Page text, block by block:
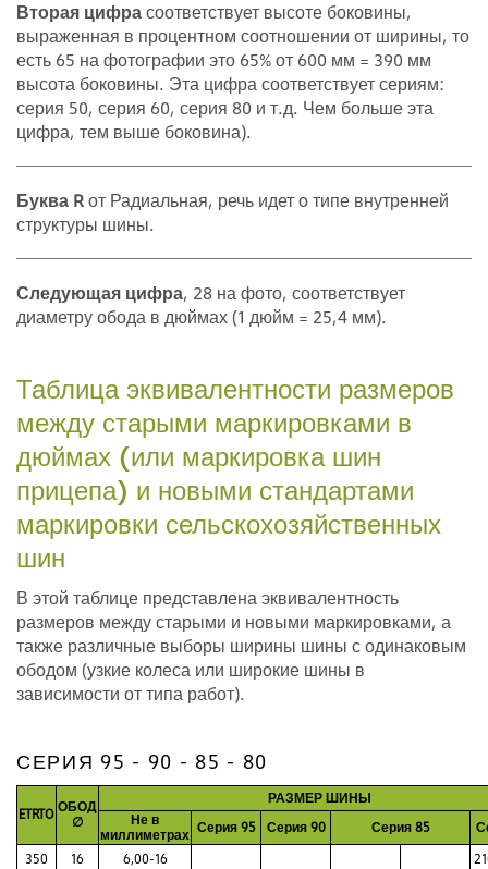
Вторая цифра соответствует высоте боковины,
выраженная в процентном соотношении от ширины, то
есть 65 на фотографии это 65% от 600 мм = 390 мм
высота боковины. Эта цифра соответствует сериям:
серия 50, серия 60, серия 80 и т.д. Чем больше эта
цифра, тем выше боковина).
Буква R от Радиальная, речь идет о типе внутренней
структуры шины.
Следующая цифра, 28 на фото, соответствует
диаметру обода в дюймах (1 дюйм = 25,4 мм).
Таблица эквивалентности размеров
между старыми маркировками в
дюймах (или маркировка шин
прицепа) и новыми стандартами
маркировки сельскохозяйственных
шин
В этой таблице представлена эквивалентность
размеров между старыми и новыми маркировками, а
также различные выборы ширины шины с одинаковым
ободом (узкие колеса или широкие шины в
зависимости от типа работ).
СЕРИЯ 95 - 90 - 85 - 80
ETRTO ОБОД
∅
РАЗМЕР ШИНЫ
Не в
миллиметрах Серия 95 Серия 90 Серия 85
350
16 6,00-16